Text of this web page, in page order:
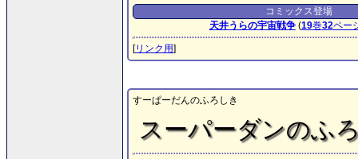
コミックス登場
天井うらの宇宙戦争(19巻32ペー
[リンク用]
すーぱーだんのふろしき
スーパーダンのふ